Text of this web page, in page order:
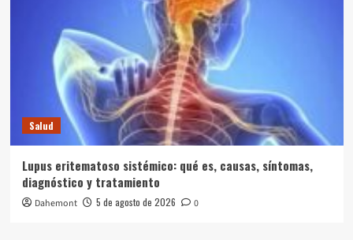
Salud
Lupus eritematoso sistémico: qué es, causas, síntomas,
diagnóstico y tratamiento
Dahemont 5 de agosto de 2026 0